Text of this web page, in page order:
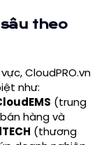
theo
CloudPRO.vn
như:
(trung
hàng và
(thương